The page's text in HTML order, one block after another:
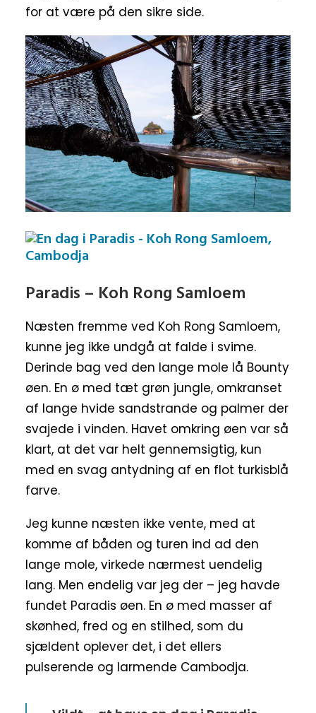
for at være på den sikre side.
Paradis – Koh Rong Samloem
Næsten fremme ved Koh Rong Samloem,
kunne jeg ikke undgå at falde i svime.
Derinde bag ved den lange mole lå Bounty
øen. En ø med tæt grøn jungle, omkranset
af lange hvide sandstrande og palmer der
svajede i vinden. Havet omkring øen var så
klart, at det var helt gennemsigtig, kun
med en svag antydning af en flot turkisblå
farve.
Jeg kunne næsten ikke vente, med at
komme af båden og turen ind ad den
lange mole, virkede nærmest uendelig
lang. Men endelig var jeg der – jeg havde
fundet Paradis øen. En ø med masser af
skønhed, fred og en stilhed, som du
sjældent oplever det, i det ellers
pulserende og larmende Cambodja.